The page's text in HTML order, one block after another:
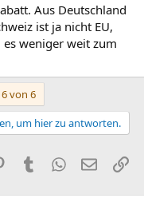
Aus Deutschland
ist ja nicht EU,
weniger weit zum
6 von 6
um hier zu antworten.
PinterestTumblr WhatsApp
E-Mail